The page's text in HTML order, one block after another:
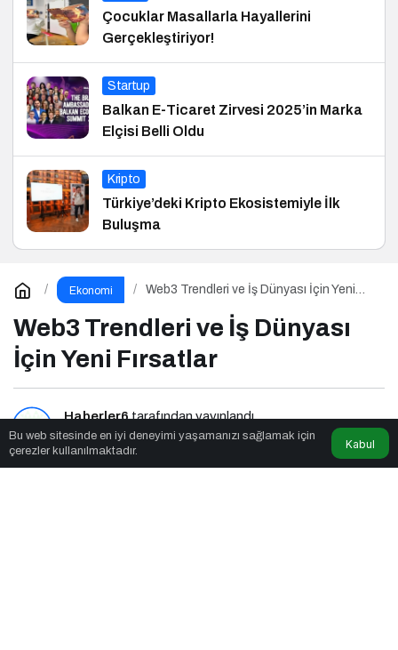
Çocuklar Masallarla Hayallerini
Gerçekleştiriyor!
Startup
Balkan E-Ticaret Zirvesi 2025’in Marka
Elçisi Belli Oldu
Kripto
Türkiye’deki Kripto Ekosistemiyle İlk
Buluşma
Ekonomi
Web3 Trendleri ve İş Dünyası İçin Yeni
Web3 Trendleri ve İş Dünyası
İçin Yeni Fırsatlar
Haberler6tarafından yayınlandı
5dk, 56sn
Bu web sitesinde en iyi deneyimi yaşamanızı sağlamak için
çerezler kullanılmaktadır.
Kabul